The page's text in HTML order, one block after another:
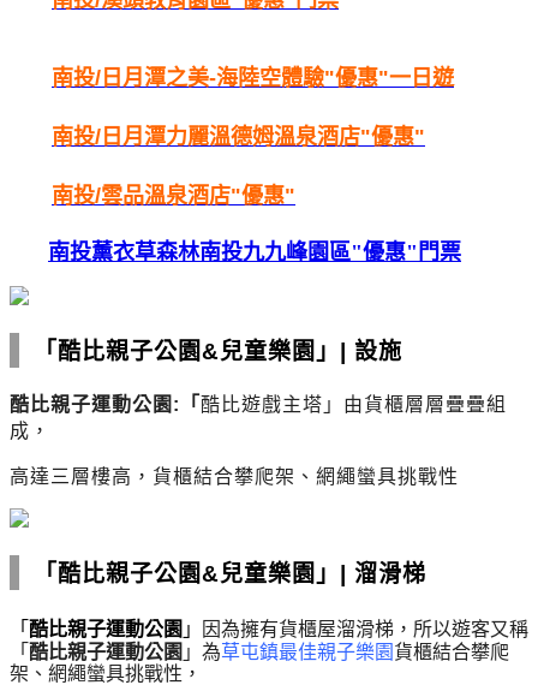
南投/ 日月潭之美-海陸空體驗"優惠"一日遊
南投/ 日月潭力麗溫德姆溫泉酒店"優惠"
南投/雲品溫泉酒店"優惠"
南投薰衣草森林南投九九峰園區"優惠"門票
「酷比親子公園&兒童樂園」 設施
酷比親子運動公園: 「 酷比遊戲主塔」由貨櫃層層疊疊組
成，
高達三層樓高， 貨櫃結合攀爬架、網繩蠻具挑戰性
「酷比親子公園&兒童樂園」 溜滑梯
「 酷比親子運動公園 」
因為擁有貨櫃屋溜滑梯，所以遊客又稱
「 酷比親子運動公園 」為草屯鎮最佳親子樂園 貨櫃結合攀爬
架、網繩蠻具挑戰性，